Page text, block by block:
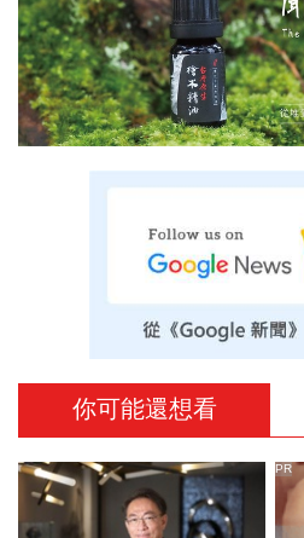
你可能還想看
PR